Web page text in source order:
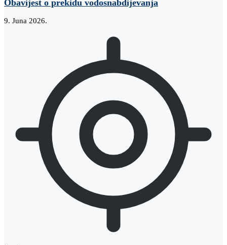
Obavijest o prekidu vodosnabdijevanja
9. Juna 2026.